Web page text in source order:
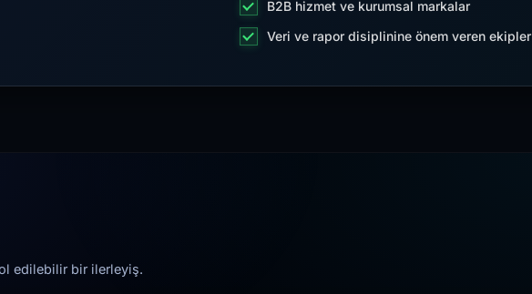
B2B hizmet ve kurumsal markalar
Veri ve rapor disiplinine önem veren ekipler
edilebilir bir ilerleyiş.